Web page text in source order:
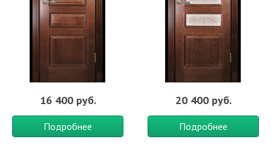
16 400 руб.
Подробнее
20 400 руб.
Подробнее